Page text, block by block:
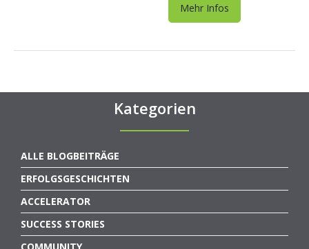
Mehr Infos
Kategorien
ALLE BLOGBEITRÄGE
ERFOLGSGESCHICHTEN
ACCELERATOR
SUCCESS STORIES